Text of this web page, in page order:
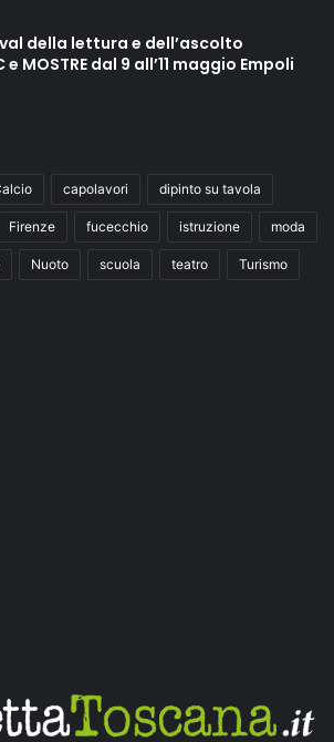
della lettura e dell’ascolto
e MOSTRE dal 9 all’11 maggio Empoli
capolavori dipinto su tavola
Firenze fucecchio istruzione moda
Nuoto scuola teatro Turismo